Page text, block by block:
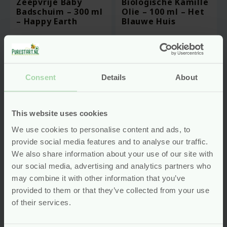
Consent Details About
This website uses cookies
We use cookies to personalise content and ads, to
provide social media features and to analyse our traffic.
We also share information about your use of our site with
our social media, advertising and analytics partners who
may combine it with other information that you’ve
provided to them or that they’ve collected from your use
of their services.
Badschuim – 300 ml
– Happy Earth
vegan
Bekijken
Olie – 100 ml – Het
Blauwe Huis